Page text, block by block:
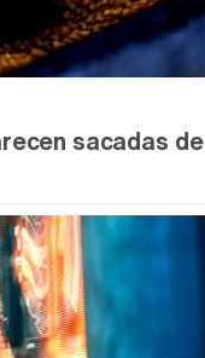
sacadas de